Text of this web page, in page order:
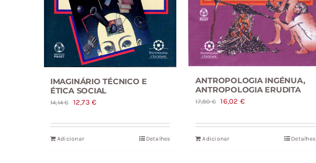
IMAGINÁRIO TÉCNICO E
ÉTICA SOCIAL
14,14€
O
original
era:
12,73€O
atual
Adicionar Detalhes
ANTROPOLOGIA INGÉNUA,
ANTROPOLOGIA ERUDITA
17,80€ O
original
era:
16,02 €O
atual
Adicionar Detalhes